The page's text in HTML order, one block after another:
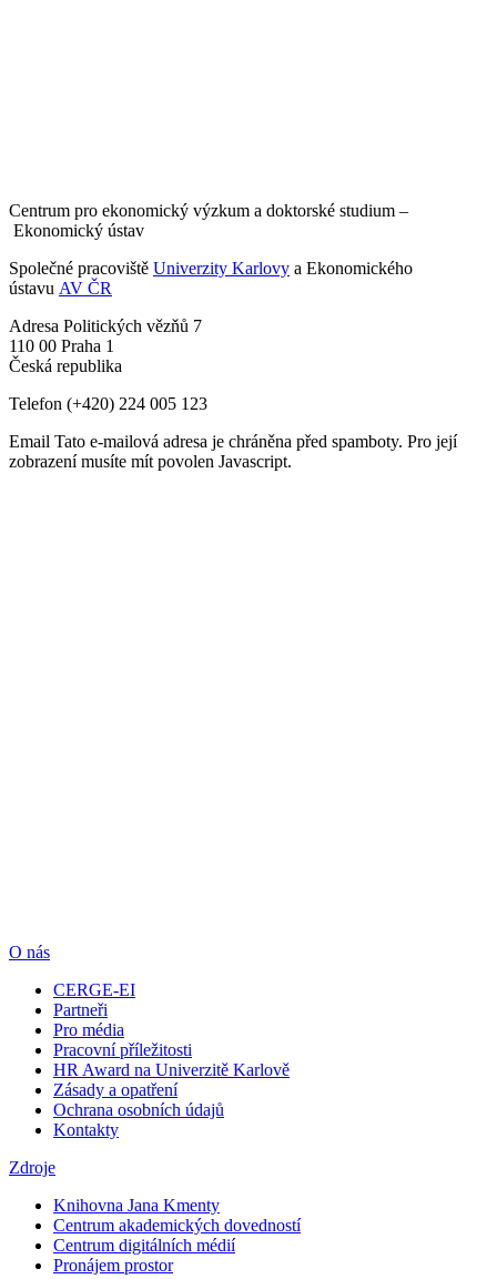
Centrum pro ekonomický výzkum a doktorské studium –
Ekonomický ústav
Společné pracoviště Univerzity Karlovy a Ekonomického
ústavu AV ČR
Adresa Politických vězňů 7
110 00 Praha 1
Česká republika
Telefon (+420) 224 005 123
Email Tato e-mailová adresa je chráněna před spamboty. Pro její
zobrazení musíte mít povolen Javascript.
O nás
CERGE-EI
Partneři
Pro média
Pracovní příležitosti
HR Award na Univerzitě Karlově
Zásady a opatření
Ochrana osobních údajů
Kontakty
Zdroje
Knihovna Jana Kmenty
Centrum akademických dovedností
Centrum digitálních médií
Pronájem prostor